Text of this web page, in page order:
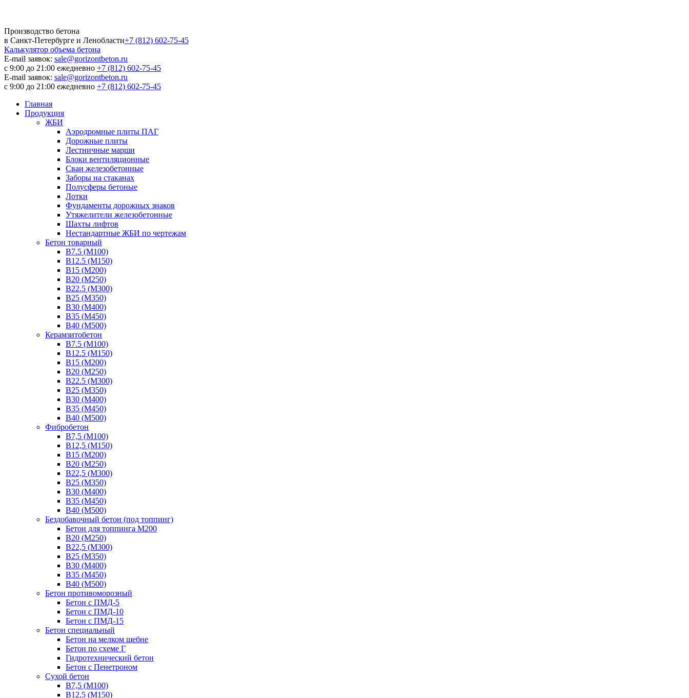
Производство бетона
в Санкт-Петербурге и Ленобласти+7 (812) 602-75-45
Калькулятор объема бетона
E-mail заявок: sale@gorizontbeton.ru
с 9:00 до 21:00 ежедневно +7 (812) 602-75-45
E-mail заявок: sale@gorizontbeton.ru
с 9:00 до 21:00 ежедневно +7 (812) 602-75-45
Главная
Продукция
ЖБИ
Аэродромные плиты ПАГ
Дорожные плиты
Лестничные марши
Блоки вентиляционные
Сваи железобетонные
Заборы на стаканах
Полусферы бетоные
Лотки
Фундаменты дорожных знаков
Утяжелители железобетонные
Шахты лифтов
Нестандартные ЖБИ по чертежам
Бетон товарный
В7.5 (М100)
В12.5 (М150)
В15 (М200)
В20 (М250)
В22.5 (М300)
В25 (М350)
В30 (М400)
В35 (М450)
В40 (М500)
Керамзитобетон
В7.5 (М100)
В12.5 (М150)
В15 (М200)
В20 (М250)
В22.5 (М300)
В25 (М350)
В30 (М400)
В35 (М450)
В40 (М500)
Фибробетон
В7,5 (М100)
В12,5 (М150)
В15 (М200)
В20 (М250)
В22,5 (М300)
В25 (М350)
В30 (М400)
В35 (М450)
В40 (М500)
Бездобавочный бетон (под топпинг)
Бетон для топпинга М200
В20 (М250)
В22,5 (М300)
В25 (М350)
В30 (М400)
В35 (М450)
В40 (М500)
Бетон противоморозный
Бетон с ПМД-5
Бетон с ПМД-10
Бетон с ПМД-15
Бетон специальный
Бетон на мелком щебне
Бетон по схеме Г
Гидротехнический бетон
Бетон с Пенетроном
Сухой бетон
В7,5 (М100)
В12,5 (М150)